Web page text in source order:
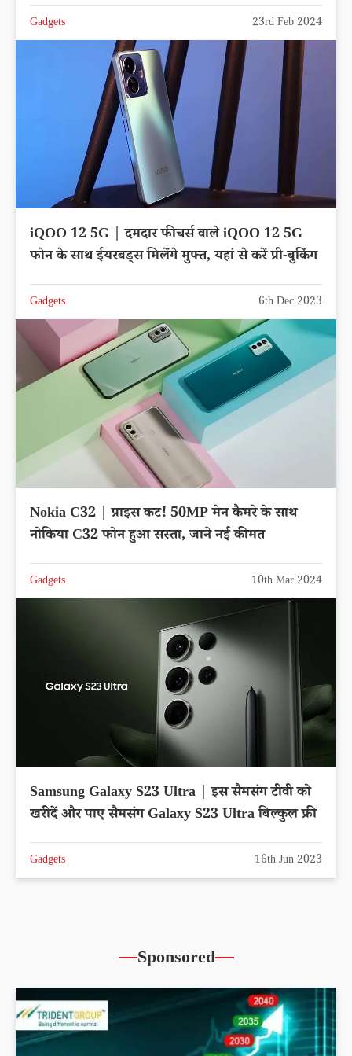
Gadgets 23rd Feb 2024
iQOO 12 5G | दमदार फीचर्स वाले iQOO 12 5G
फोन के साथ ईयरबड्स मिलेंगे मुफ्त, यहां से करें प्री-बुकिंग
Gadgets 6th Dec 2023
Nokia C32 | प्राइस कट! 50MP मेन कैमरे के साथ
नोकिया C32 फोन हुआ सस्ता, जाने नई कीमत
Gadgets 10th Mar 2024
Samsung Galaxy S23 Ultra | इस सैमसंग टीवी को
खरीदें और पाए सैमसंग Galaxy S23 Ultra बिल्कुल फ्री
Gadgets 16th Jun 2023
Sponsored